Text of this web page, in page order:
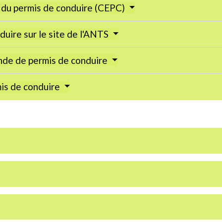
permis de conduire (CEPC)
sur le site de l'ANTS
de permis de conduire
de conduire